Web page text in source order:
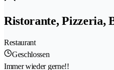
Ristorante, Pizzeria,
Restaurant
Geschlossen
Immer wieder gerne!!